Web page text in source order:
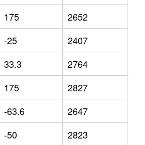
175 2652
-25 2407
33.3 2764
175 2827
-63.6 2647
-50 2823